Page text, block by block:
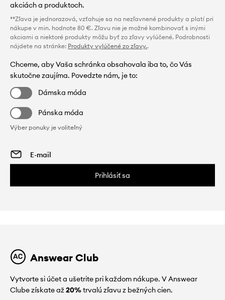
akciách a produktoch.
**Zľava je jednorazová, vzťahuje sa na nezľavnené produkty a platí pri
nákupe v min. hodnote 80 €. Zľavu nie je možné kombinovať s inými
akciami a niektoré produkty môžu byť zo zľavy vylúčené. Podrobnosti
nájdete na stránke: Produkty vylúčené zo zľavy..
Chceme, aby Vaša schránka obsahovala iba to, čo Vás
skutočne zaujíma. Povedzte nám, je to:
Dámska móda
Pánska móda
Výber ponuky je voliteľný
Prihlásiť sa
Answear Club
Vytvorte si účet a ušetrite pri každom nákupe. V Answear
Clube získate až20%trvalú zľavu z bežných cien.